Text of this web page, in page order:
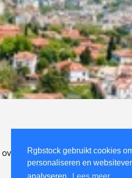
Rgbstock gebruikt cookies
personaliseren en
over